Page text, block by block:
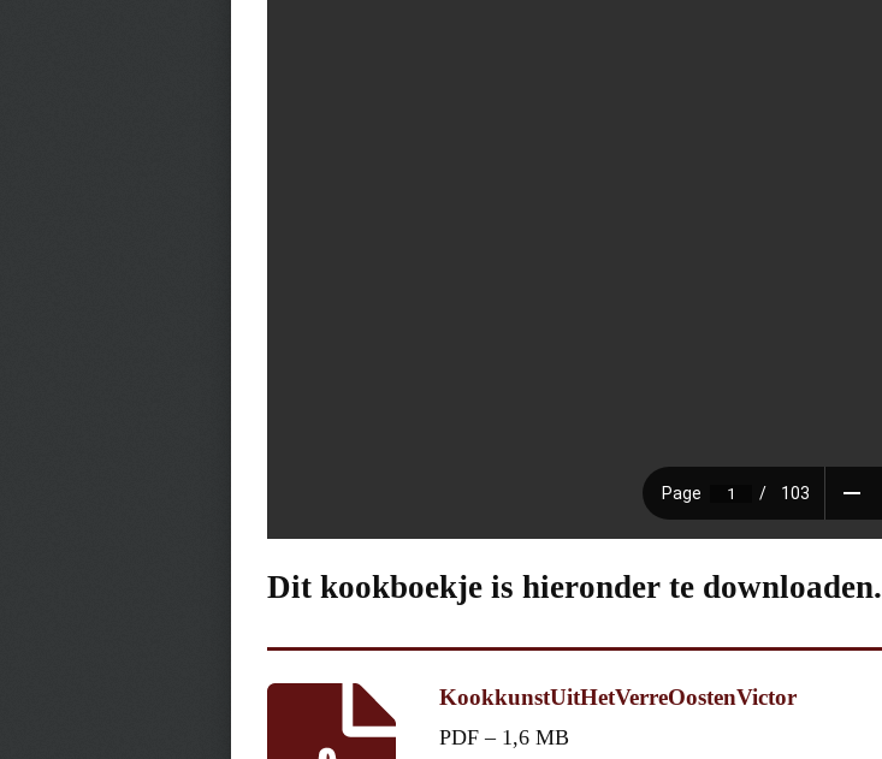
Dit kookboekje is hieronder te downloaden.
KookkunstUitHetVerreOostenVictor
PDF – 1,6 MB